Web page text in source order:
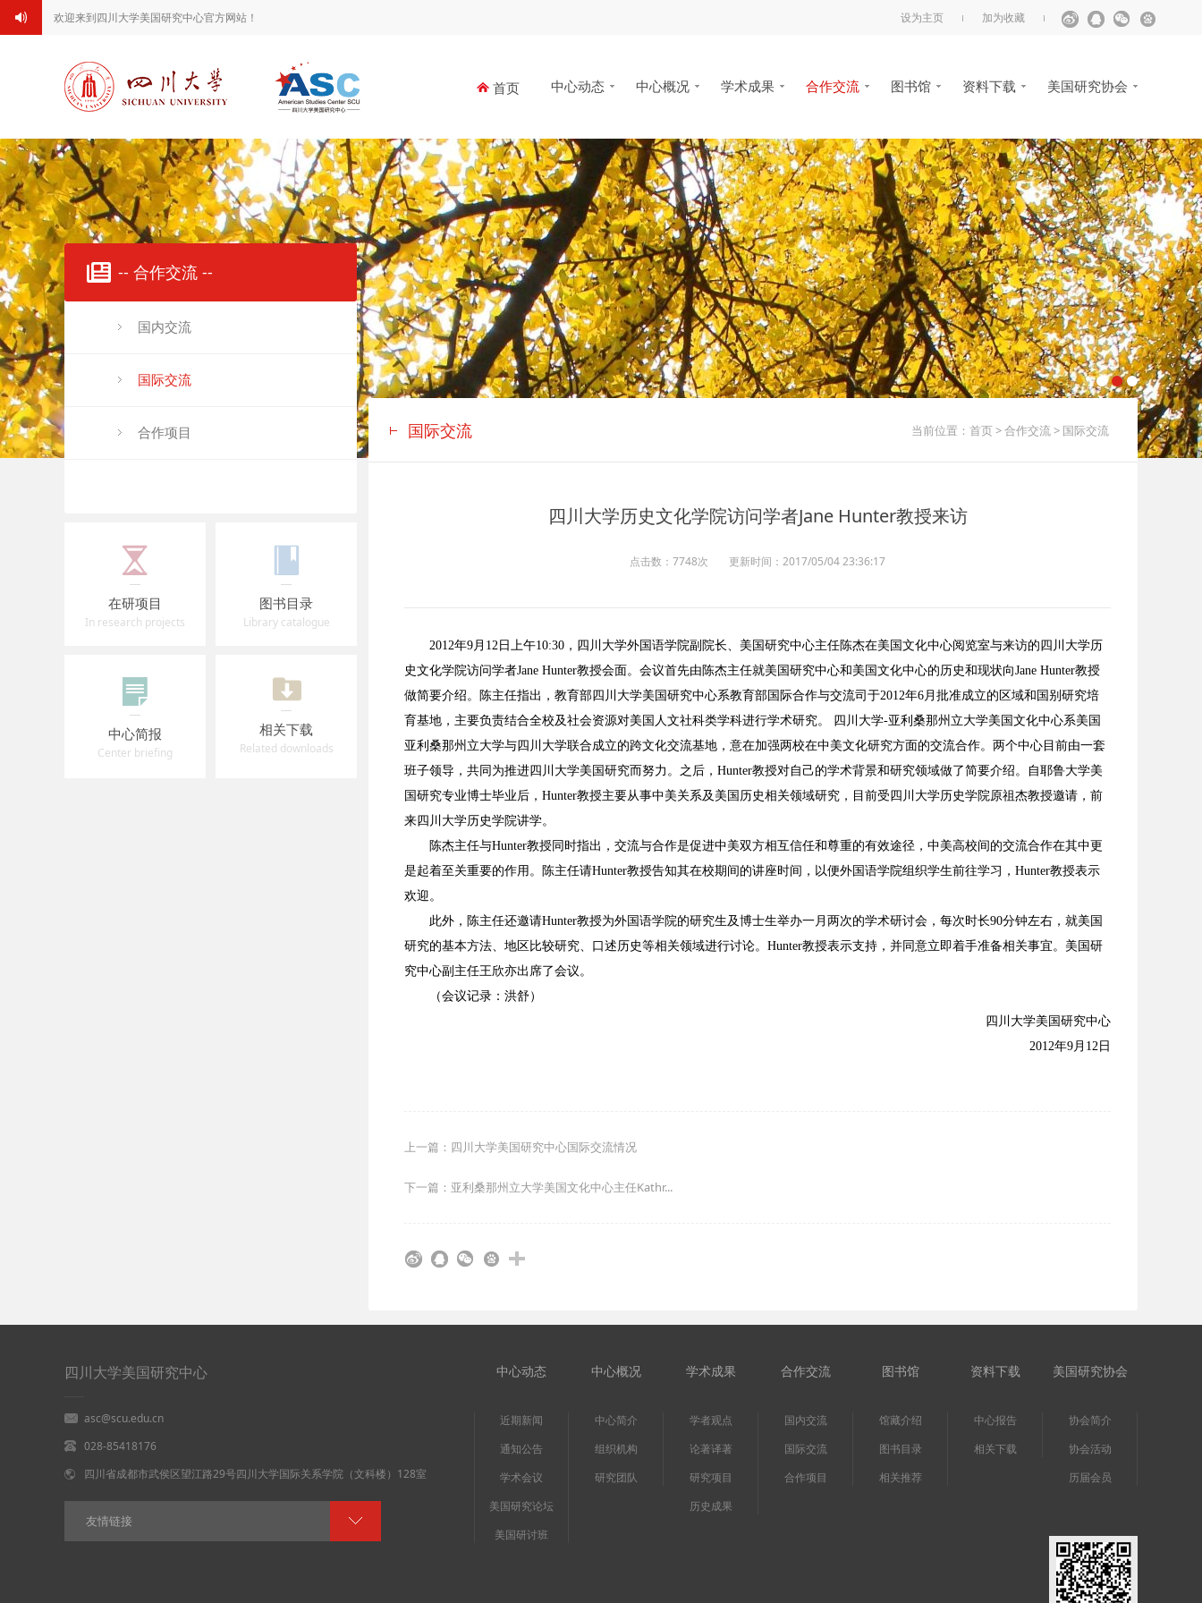
欢迎来到四川大学美国研究中心官方网站！ 设为主页 加为收藏
首页 中心动态 中心概况 学术成果 合作交流 图书馆 资料下载 美国研究协会
-- 合作交流 --
国内交流
国际交流
合作项目
在研项目
In research projects
图书目录
Library catalogue
中心简报
Center briefing
相关下载
Related downloads
国际交流 当前位置： 首页>合作交流> 国际交流
四川大学历史文化学院访问学者Jane Hunter教授来访
点击数：7748次 更新时间：2017/05/04 23:36:17
2012年9月12日上午10:30，四川大学外国语学院副院长、美国研究中心主任陈杰在美国文化中心阅览室与来访的四川大学历
史文化学院访问学者Jane Hunter教授会面。会议首先由陈杰主任就美国研究中心和美国文化中心的历史和现状向Jane Hunter教授
做简要介绍。陈主任指出，教育部四川大学美国研究中心系教育部国际合作与交流司于2012年6月批准成立的区域和国别研究培
育基地，主要负责结合全校及社会资源对美国人文社科类学科进行学术研究。 四川大学-亚利桑那州立大学美国文化中心系美国
亚利桑那州立大学与四川大学联合成立的跨文化交流基地，意在加强两校在中美文化研究方面的交流合作。两个中心目前由一套
班子领导，共同为推进四川大学美国研究而努力。之后，Hunter教授对自己的学术背景和研究领域做了简要介绍。自耶鲁大学美
国研究专业博士毕业后，Hunter教授主要从事中美关系及美国历史相关领域研究，目前受四川大学历史学院原祖杰教授邀请，前
来四川大学历史学院讲学。
陈杰主任与Hunter教授同时指出，交流与合作是促进中美双方相互信任和尊重的有效途径，中美高校间的交流合作在其中更
是起着至关重要的作用。陈主任请Hunter教授告知其在校期间的讲座时间，以便外国语学院组织学生前往学习，Hunter教授表示
欢迎。
此外，陈主任还邀请Hunter教授为外国语学院的研究生及博士生举办一月两次的学术研讨会，每次时长90分钟左右，就美国
研究的基本方法、地区比较研究、口述历史等相关领域进行讨论。Hunter教授表示支持，并同意立即着手准备相关事宜。美国研
究中心副主任王欣亦出席了会议。
（会议记录：洪舒）
四川大学美国研究中心
2012年9月12日
上一篇：四川大学美国研究中心国际交流情况
下一篇：亚利桑那州立大学美国文化中心主任Kathr...
四川大学美国研究中心
asc@scu.edu.cn
028-85418176
四川省成都市武侯区望江路29号四川大学国际关系学院（文科楼）128室
友情链接
中心动态
近期新闻
通知公告
学术会议
美国研究论坛
美国研讨班
中心概况
中心简介
组织机构
研究团队
学术成果
学者观点
论著译著
研究项目
历史成果
合作交流
国内交流
国际交流
合作项目
图书馆
馆藏介绍
图书目录
相关推荐
资料下载
中心报告
相关下载
美国研究协会
协会简介
协会活动
历届会员